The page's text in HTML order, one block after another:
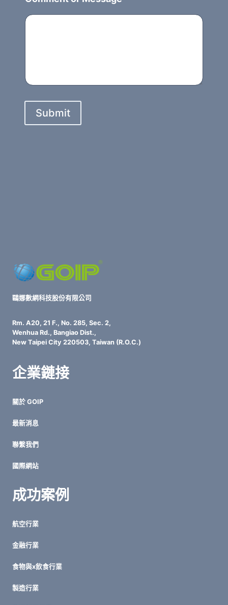
Submit
鷗娜數網科技股份有限公司
Rm. A20, 21 F., No. 285, Sec. 2,
Wenhua Rd., Bangiao Dist.,
New Taipei City 220503, Taiwan (R.O.C.)
企業鏈接
關於 GOIP
最新消息
聯繫我們
國際網站
成功案例
航空行業
金融行業
食物與x飲食行業
製造行業